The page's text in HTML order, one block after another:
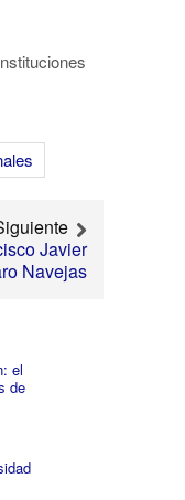
Javier
Navejas
el
de